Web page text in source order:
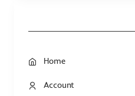
Home
Account